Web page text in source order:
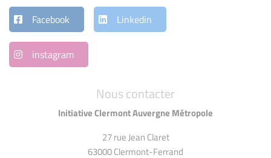
Nous contacter
Initiative Clermont Auvergne Métropole
27 rue Jean Claret
63000 Clermont-Ferrand
Facebook Linkedin
instagram